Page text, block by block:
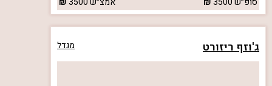
ג'וזף ריזורט מגדל